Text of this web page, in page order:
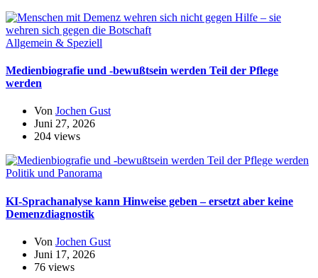
Allgemein & Speziell
Medienbiografie und -bewußtsein werden Teil der Pflege
werden
Von Jochen Gust
Juni 27, 2026
204 views
Politik und Panorama
KI-Sprachanalyse kann Hinweise geben – ersetzt aber keine
Demenzdiagnostik
Von Jochen Gust
Juni 17, 2026
76 views